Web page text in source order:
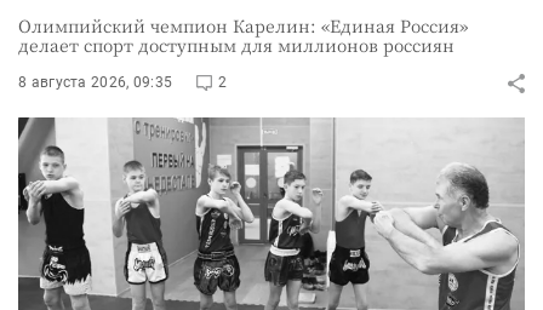
Олимпийский чемпион Карелин: «Единая Россия»
делает спорт доступным для миллионов россиян
8 августа 2026, 09:35 2